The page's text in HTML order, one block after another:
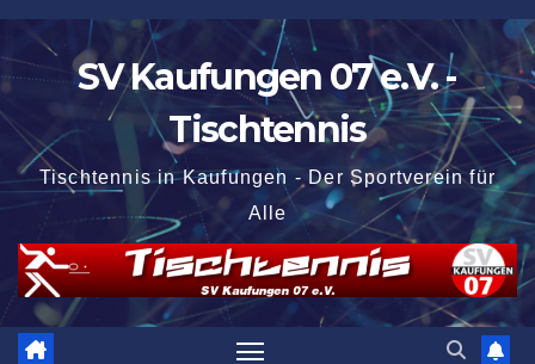
Zum
Inhalt
springen
SV Kaufungen 07 e.V. -
Tischtennis
Tischtennis in Kaufungen - Der Sportverein für
Alle